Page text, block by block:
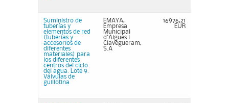
Suministro de
tuberías y
elementos de red
(tuberías y
accesorios de
diferentes
materiales) para
los diferentes
centros del ciclo
del agua. Lote 9.
Válvulas de
guillotina
EMAYA,
Empresa
Municipal
d'Aigües i
Clavegueram,
S.A
16976,21
EUR